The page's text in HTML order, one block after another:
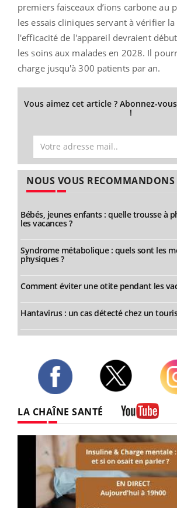
premiers faisceaux d’ions carbone au
les essais cliniques servant à vérifier
l'efficacité de l'appareil devraient
les soins aux malades en 2028. Il
charge jusqu'à 300 patients par an.
Vous aimez cet article ? Abonnez-
!
NOUS VOUS RECOMMANDONS
Bébés, jeunes enfants : quelle trousse à
les vacances ?
Syndrome métabolique : quels sont les
physiques ?
Comment éviter une otite pendant les
Hantavirus : un cas détecté chez un
LA CHAÎNE SANTÉ